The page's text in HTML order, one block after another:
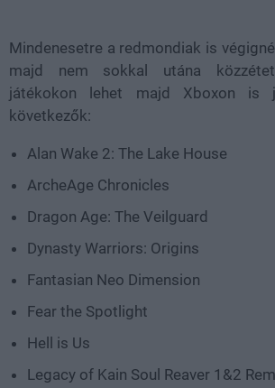
Mindenesetre a redmondiak is
majd nem sokkal utána
játékokon lehet majd Xboxon is
következők:
Alan Wake 2: The Lake House
ArcheAge Chronicles
Dragon Age: The Veilguard
Dynasty Warriors: Origins
Fantasian Neo Dimension
Fear the Spotlight
Hell is Us
Legacy of Kain Soul Reaver 1&2